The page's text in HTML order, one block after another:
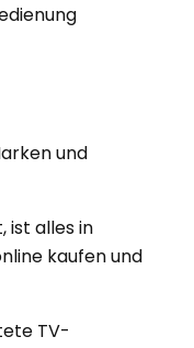
und
ist alles in
kaufen und
TV-